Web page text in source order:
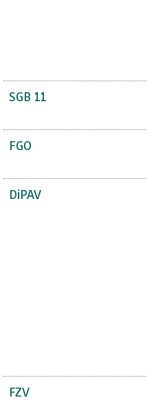
SGB 11
FGO
DiPAV
FZV